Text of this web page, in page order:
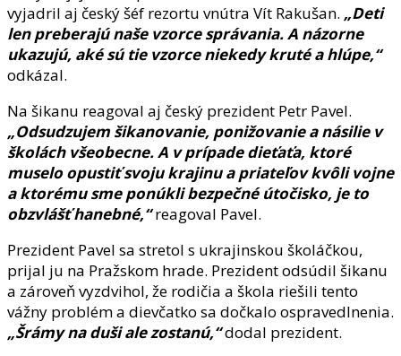
vyjadril aj český šéf rezortu vnútra Vít Rakušan. „Deti
len preberajú naše vzorce správania. A názorne
ukazujú, aké sú tie vzorce niekedy kruté a hlúpe,“
odkázal.
Na šikanu reagoval aj český prezident Petr Pavel.
„Odsudzujem šikanovanie, ponižovanie a násilie v
školách všeobecne. A v prípade dieťaťa, ktoré
muselo opustiť svoju krajinu a priateľov kvôli vojne
a ktorému sme ponúkli bezpečné útočisko, je to
obzvlášť hanebné,“reagoval Pavel.
Prezident Pavel sa stretol s ukrajinskou školáčkou,
prijal ju na Pražskom hrade. Prezident odsúdil šikanu
a zároveň vyzdvihol, že rodičia a škola riešili tento
vážny problém a dievčatko sa dočkalo ospravedlnenia.
„Šrámy na duši ale zostanú,“dodal prezident.